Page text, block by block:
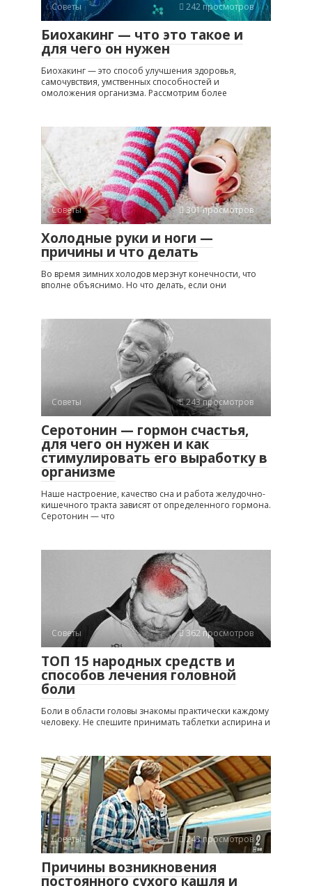
Советы 242 просмотров
Биохакинг — что это такое и
для чего он нужен
Биохакинг — это способ улучшения здоровья,
самочувствия, умственных способностей и
омоложения организма. Рассмотрим более
Советы 301 просмотров
Холодные руки и ноги —
причины и что делать
Во время зимних холодов мерзнут конечности, что
вполне объяснимо. Но что делать, если они
Советы 243 просмотров
Серотонин — гормон счастья,
для чего он нужен и как
стимулировать его выработку в
организме
Наше настроение, качество сна и работа желудочно-
кишечного тракта зависят от определенного гормона.
Серотонин — что
Советы 362 просмотров
ТОП 15 народных средств и
способов лечения головной
боли
Боли в области головы знакомы практически каждому
человеку. Не спешите принимать таблетки аспирина и
Советы 243 просмотров
Причины возникновения
постоянного сухого кашля и